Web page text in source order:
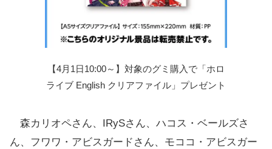
【4月1日10:00～】対象のグミ購入で「ホロ
ライブ English クリアファイル」プレゼント
森カリオペさん、IRySさん、ハコス・ベールズさ
ん、フワワ・アビスガードさん、モココ・アビスガー